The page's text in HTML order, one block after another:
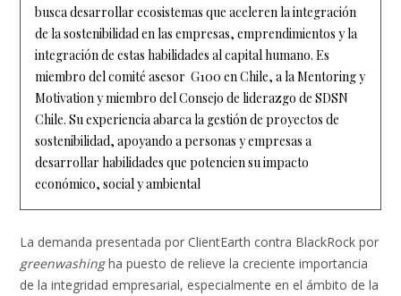
busca desarrollar ecosistemas que aceleren la integración
de la sostenibilidad en las empresas, emprendimientos y la
integración de estas habilidades al capital humano. Es
miembro del comité asesor G100 en Chile, a la Mentoring y
Motivation y miembro del Consejo de liderazgo de SDSN
Chile. Su experiencia abarca la gestión de proyectos de
sostenibilidad, apoyando a personas y empresas a
desarrollar habilidades que potencien su impacto
económico, social y ambiental
La demanda presentada por ClientEarth contra BlackRock por
greenwashingha puesto de relieve la creciente importancia
de la integridad empresarial, especialmente en el ámbito de la